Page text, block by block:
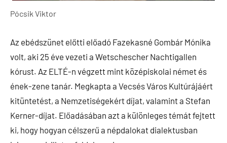
Pócsik Viktor
Az ebédszünet előtti előadó Fazekasné Gombár Mónika
volt, aki 25 éve vezeti a Wetschescher Nachtigallen
kórust. Az ELTÉ-n végzett mint középiskolai német és
ének-zene tanár. Megkapta a Vecsés Város Kultúrájáért
kitüntetést, a Nemzetiségekért díjat, valamint a Stefan
Kerner-díjat. Előadásában azt a különleges témát fejtett
ki, hogy hogyan célszerű a népdalokat dialektusban